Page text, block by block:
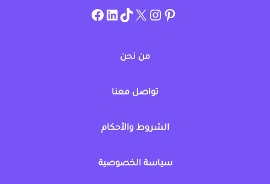
pinterest
allcouponat
twitter
TikTok
linkedin
facebook
من نحن
تواصل معنا
الشروط والأحكام
سياسة الخصوصية